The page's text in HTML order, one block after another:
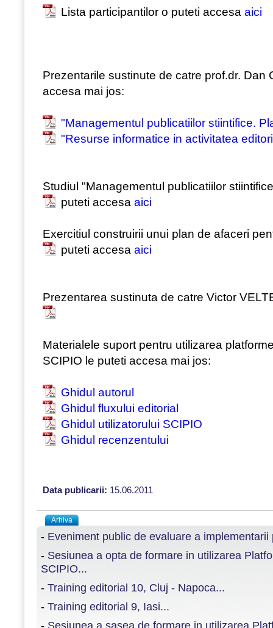
Lista participantilor o puteti accesa aici
Prezentarile sustinute de catre prof.dr. Dan
accesa mai jos:
"Managementul publicatiilor stiintifice.
"Resurse informatice in activitatea
Studiul "Managementul publicatiilor
puteti accesa aici
Exercitiul construirii unui plan de afaceri
puteti accesa aici
Prezentarea sustinuta de catre Victor
Materialele suport pentru utilizarea
SCIPIO le puteti accesa mai jos:
Ghidul autorul
Ghidul fluxului editorial
Ghidul utilizatorului SCIPIO
Ghidul recenzentului
Data publicarii: 15.06.2011
Arhiva
- Eveniment public de evaluare a
- Sesiunea a opta de formare in utilizarea
SCIPIO...
- Training editorial 10, Cluj - Napoca...
- Training editorial 9, Iasi...
- Sesiunea a sasea de formare in utilizarea